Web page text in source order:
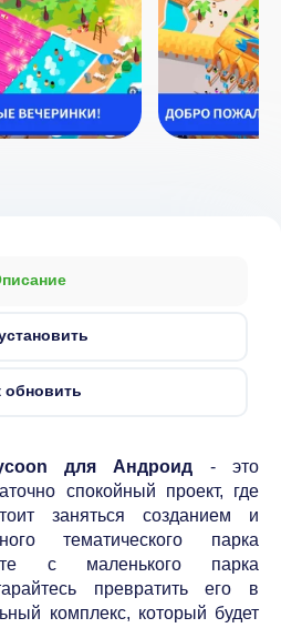
обновить
для Андроид - это
спокойный проект, где
заняться созданием и
тематического парка
с маленького парка
превратить его в
комплекс, который будет